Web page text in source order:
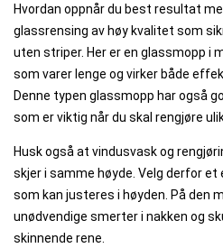
Hvordan oppnår du best resultat
glassrensing av høy kvalitet som
uten striper. Her er en glassmopp i
som varer lenge og virker både
Denne typen glassmopp har også
som er viktig når du skal rengjøre
Husk også at vindusvask og
skjer i samme høyde. Velg derfor
som kan justeres i høyden. På den
unødvendige smerter i nakken og
skinnende rene.